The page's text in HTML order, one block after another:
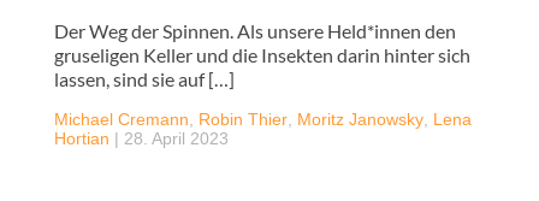
Der Weg der Spinnen. Als unsere Held*innen den
gruseligen Keller und die Insekten darin hinter sich
lassen, sind sie auf […]
Michael Cremann Robin Thier Moritz Janowsky Lena
Hortian | 28. April 2023